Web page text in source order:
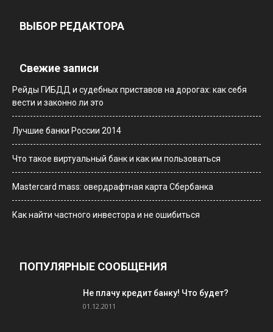
ВЫБОР РЕДАКТОРА
Свежие записи
Рейды ГИБДД и судебных приставов на дорогах: как себя
вести и законно ли это
Лучшие банки России 2014
Что такое виртуальный банк и как им пользоваться
Мastercard mass: овердрафтная карта Сбербанка
Как найти частного инвестора и не ошибиться
ПОПУЛЯРНЫЕ СООБЩЕНИЯ
Не плачу кредит банку! Что будет?
01.12.2011